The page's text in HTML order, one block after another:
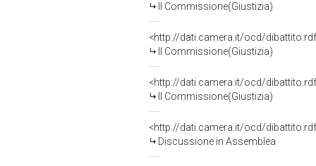
II Commissione(Giustizia)
<http://dati.camera.it/ocd/
II Commissione(Giustizia)
<http://dati.camera.it/ocd/
II Commissione(Giustizia)
<http://dati.camera.it/ocd/
Discussione in Assemblea